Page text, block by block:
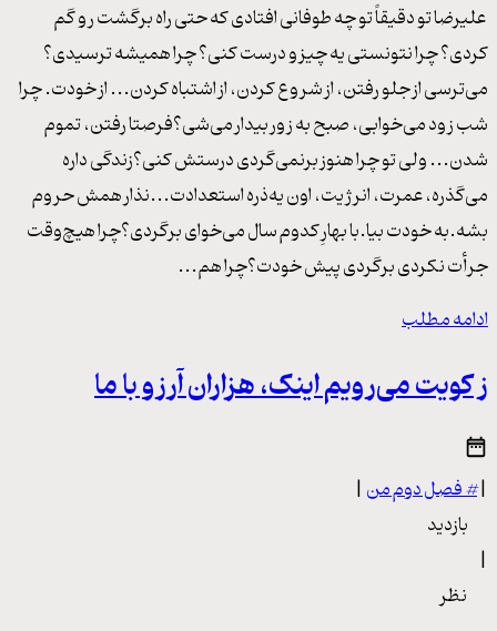
علیرضا تو دقیقاً تو چه طوفانی افتادی که حتی راه برگشت رو گم
کردی؟ چرا نتونستی یه چیزو درست کنی؟ چرا همیشه ترسیدی؟
می‌ترسی از جلو رفتن، از شروع کردن، از اشتباه کردن... از خودت. چرا
شب زود می‌خوابی، صبح به زور بیدار می‌شی؟فرصتا رفتن، تموم
شدن... ولی تو چرا هنوز برنمی‌گردی درستش کنی؟زندگی داره
می‌گذره، عمرت، انرژیت، اون یه‌ذره استعدادت...نذار همش حروم
بشه.به خودت بیا.با بهارِ کدوم سال می‌خوای برگردی؟چرا هیچ‌وقت
جرأت نکردی برگردی پیش خودت؟چرا هم...
ادامه مطلب
ز کویت می‌رویم اینک، هزاران آرزو با ما
|
#فصل دوم من|
بازدید
|
نظر